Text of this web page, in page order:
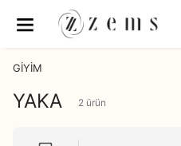
GİYİM
YAKA 2 ürün